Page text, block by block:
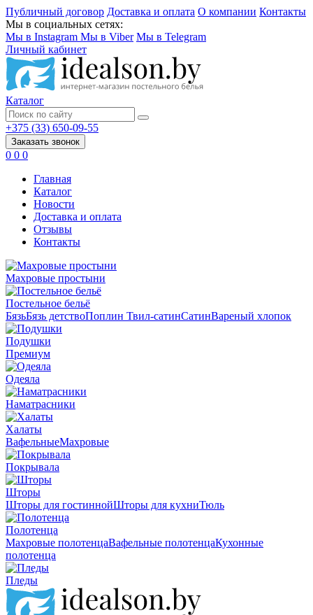
Публичный договор Доставка и оплата О компании Контакты
Мы в социальных сетях:
Мы в Instagram Мы в Viber Мы в Telegram
Личный кабинет
Каталог
+375 (33) 650-09-55
Заказать звонок
0 0 0
Главная
Каталог
Новости
Доставка и оплата
Отзывы
Контакты
Махровые простыни
Постельное бельё
БязьБязь детствоПоплин Твил-сатинСатинВареный хлопок
Подушки
Премиум
Одеяла
Наматрасники
Халаты
ВафельныеМахровые
Покрывала
Шторы
Шторы для гостиннойШторы для кухниТюль
Полотенца
Махровые полотенцаВафельные полотенцаКухонные
полотенца
Пледы